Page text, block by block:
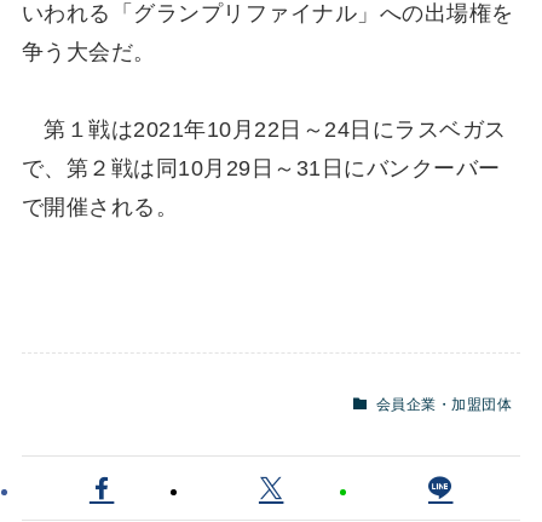
いわれる「グランプリファイナル」への出場権を
争う大会だ。
第１戦は2021年10月22日～24日にラスベガス
で、第２戦は同10月29日～31日にバンクーバー
で開催される。
会員企業・加盟団体